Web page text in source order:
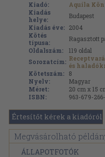
Kiadó:
Aquila
Kiadás
helye:
Budapest
Kiadás éve: 2004
Kötés
típusa:
Ragasztott
Oldalszám:
119 oldal
Sorozatcím: és
Kötetszám:
8
Nyelv:
Magyar
Méret:
20 cm x 15
ISBN:
963-679-
Értesítőt kérek a kiadóról
Megvásárolható
ÁLLAPOTFOTÓK